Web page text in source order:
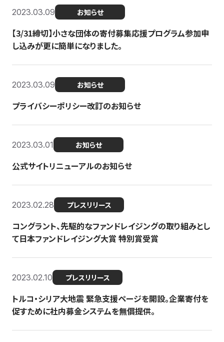
2023.03.09 お知らせ
【3/31締切】小さな団体の寄付募集応援プログラム参加申
し込みが更に簡単になりました。
2023.03.09 お知らせ
プライバシーポリシー改訂のお知らせ
2023.03.01 お知らせ
公式サイトリニューアルのお知らせ
2023.02.28 プレスリリース
コングラント、先駆的なファンドレイジングの取り組みとし
て日本ファンドレイジング大賞 特別賞受賞
2023.02.10 プレスリリース
トルコ・シリア大地震 緊急支援ページを開設。企業寄付を
促すために社内募金システムを無償提供。